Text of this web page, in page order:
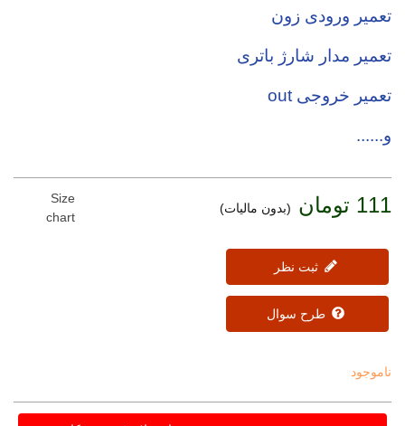
تعمیر ورودی زون
تعمیر مدار شارژ باتری
تعمیر خروجی out
و......
111 تومان (بدون مالیات)
ثبت نظر
طرح سوال
Size
chart
ناموجود